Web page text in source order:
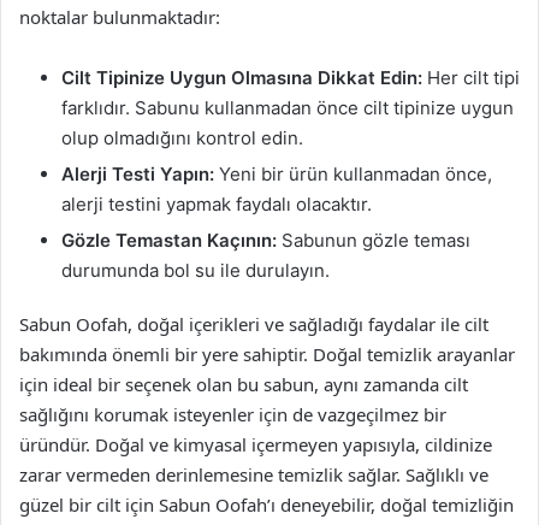
noktalar bulunmaktadır:
Cilt Tipinize Uygun Olmasına Dikkat Edin: Her cilt tipi
farklıdır. Sabunu kullanmadan önce cilt tipinize uygun
olup olmadığını kontrol edin.
Alerji Testi Yapın: Yeni bir ürün kullanmadan önce,
alerji testini yapmak faydalı olacaktır.
Gözle Temastan Kaçının: Sabunun gözle teması
durumunda bol su ile durulayın.
Sabun Oofah, doğal içerikleri ve sağladığı faydalar ile cilt
bakımında önemli bir yere sahiptir. Doğal temizlik arayanlar
için ideal bir seçenek olan bu sabun, aynı zamanda cilt
sağlığını korumak isteyenler için de vazgeçilmez bir
üründür. Doğal ve kimyasal içermeyen yapısıyla, cildinize
zarar vermeden derinlemesine temizlik sağlar. Sağlıklı ve
güzel bir cilt için Sabun Oofah’ı deneyebilir, doğal temizliğin